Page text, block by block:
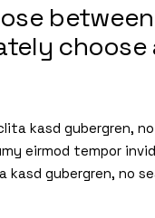
choose
kasd gubergren,
eirmod tempor
gubergren, no